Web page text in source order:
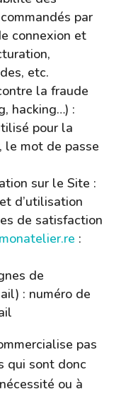
par
connexion et
etc.
la fraude
hacking…) :
pour la
le mot de passe
sur le Site :
d’utilisation
de satisfaction
:
de
: numéro de
pas
qui sont donc
ou à